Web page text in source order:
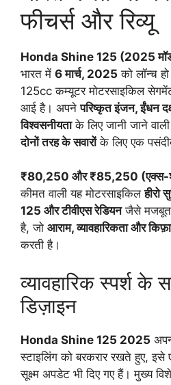
फीचर्स और रिव्यू
Honda Shine 125 (2025
भारत में 6 मार्च, 2025 को लॉन्च
125cc कम्यूटर मोटरसाइकिल
आई है। अपनेपरिष्कृत इंजन, ईंधन
विश्वसनीयताके लिए जानी जाने
दोनों तरह के सवारोंके लिए एक
₹80,250 और ₹85,250 (एक्स-
कीमत वाली यह मोटरसाइकिलहीरो
125 और टीवीएस रेडियनजैसे मजबूत
है, जो आराम, व्यावहारिकता और
करती है।
व्यावहारिक स्पर्श के
डिज़ाइन
Honda Shine 125 2025
स्टाइलिंग को बरकरार रखते हुए,
सूक्ष्म अपडेट भी दिए गए हैं। मुख्य